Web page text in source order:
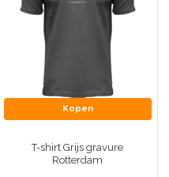
Kopen
T-shirt Grijs gravure
Rotterdam